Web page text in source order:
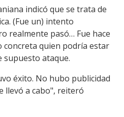
indicó que se trata de
(Fue un) intento
realmente pasó… Fue hace
concreta quien podría estar
supuesto ataque.
éxito. No hubo publicidad
llevó a cabo", reiteró